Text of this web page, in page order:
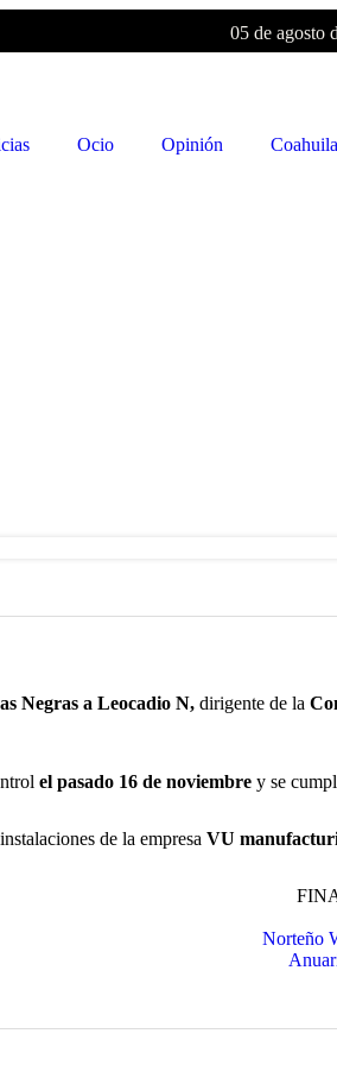
05 de agosto
Ocio Opinión Coahuila
Negras a Leocadio N, dirigente de la
el pasado 16 de noviembre y se
de la empresa VU